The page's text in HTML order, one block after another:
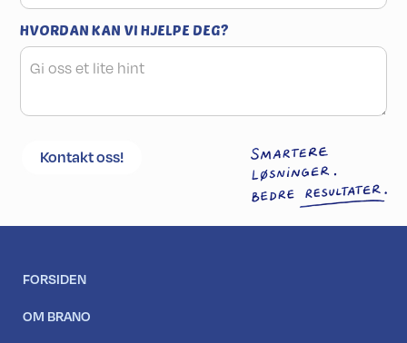
HVORDAN KAN VI HJELPE DEG?
FORSIDEN
OM BRANO